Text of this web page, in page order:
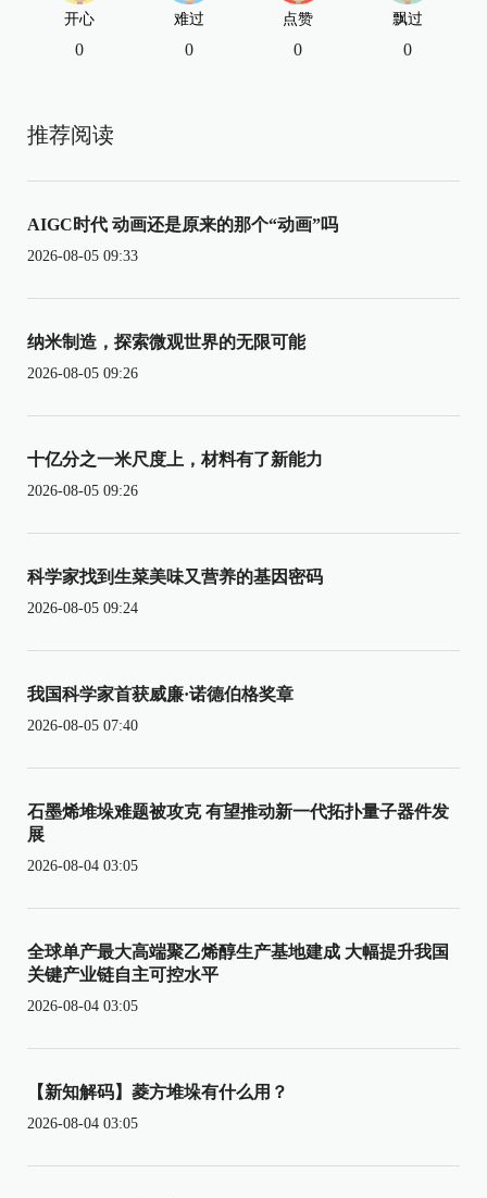
开心
0
难过
0
点赞
0
飘过
0
推荐阅读
AIGC时代 动画还是原来的那个“动画”吗
2026-08-05 09:33
纳米制造，探索微观世界的无限可能
2026-08-05 09:26
十亿分之一米尺度上，材料有了新能力
2026-08-05 09:26
科学家找到生菜美味又营养的基因密码
2026-08-05 09:24
我国科学家首获威廉·诺德伯格奖章
2026-08-05 07:40
石墨烯堆垛难题被攻克 有望推动新一代拓扑量子器件发
展
2026-08-04 03:05
全球单产最大高端聚乙烯醇生产基地建成 大幅提升我国
关键产业链自主可控水平
2026-08-04 03:05
【新知解码】菱方堆垛有什么用？
2026-08-04 03:05